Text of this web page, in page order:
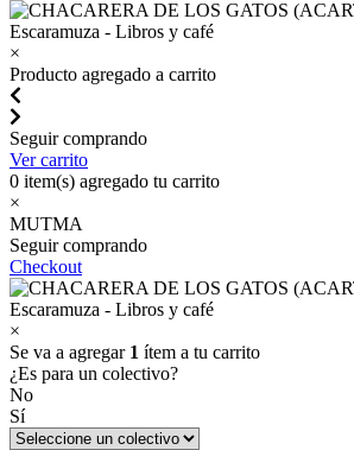
×
Producto agregado a carrito
Seguir comprando
Ver carrito
0 item(s) agregado tu carrito
×
MUTMA
Seguir comprando
Checkout
×
Se va a agregar 1 ítem a tu carrito
¿Es para un colectivo?
No
Sí